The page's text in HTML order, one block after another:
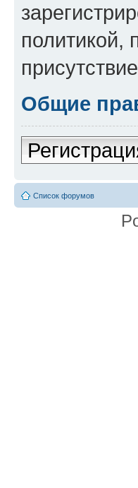
политикой,
Общие
Список форумов